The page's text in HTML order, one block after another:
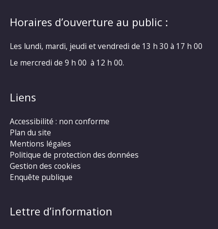
Horaires d’ouverture au public :
Les lundi, mardi, jeudi et vendredi de 13 h 30 à 17 h 00
Le mercredi de 9 h 00 à 12 h 00.
Liens
Accessibilité : non conforme
Plan du site
Mentions légales
Politique de protection des données
Gestion des cookies
Enquête publique
Lettre d’information